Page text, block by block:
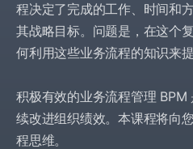
程决定了完成的工作、时间和
其战略目标。问题是，在这个
何利用这些业务流程的知识来
积极有效的业务流程管理
续改进组织绩效。本课程将向
程思维。